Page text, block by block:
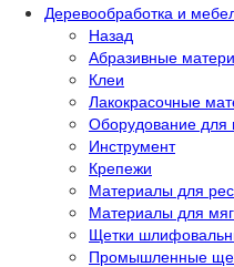
Деревообработка и
Назад
Абразивные
Клеи
Лакокрасочные
Оборудование для
Инструмент
Крепежи
Материалы для
Материалы для
Щетки
Промышленные